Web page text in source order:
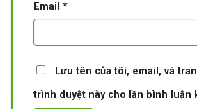
Email *
Lưu tên của tôi, email, và
trình duyệt này cho lần bình luận